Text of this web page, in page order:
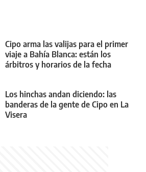
Cipo arma las valijas para el primer
viaje a Bahía Blanca: están los
árbitros y horarios de la fecha
Los hinchas andan diciendo: las
banderas de la gente de Cipo en La
Visera